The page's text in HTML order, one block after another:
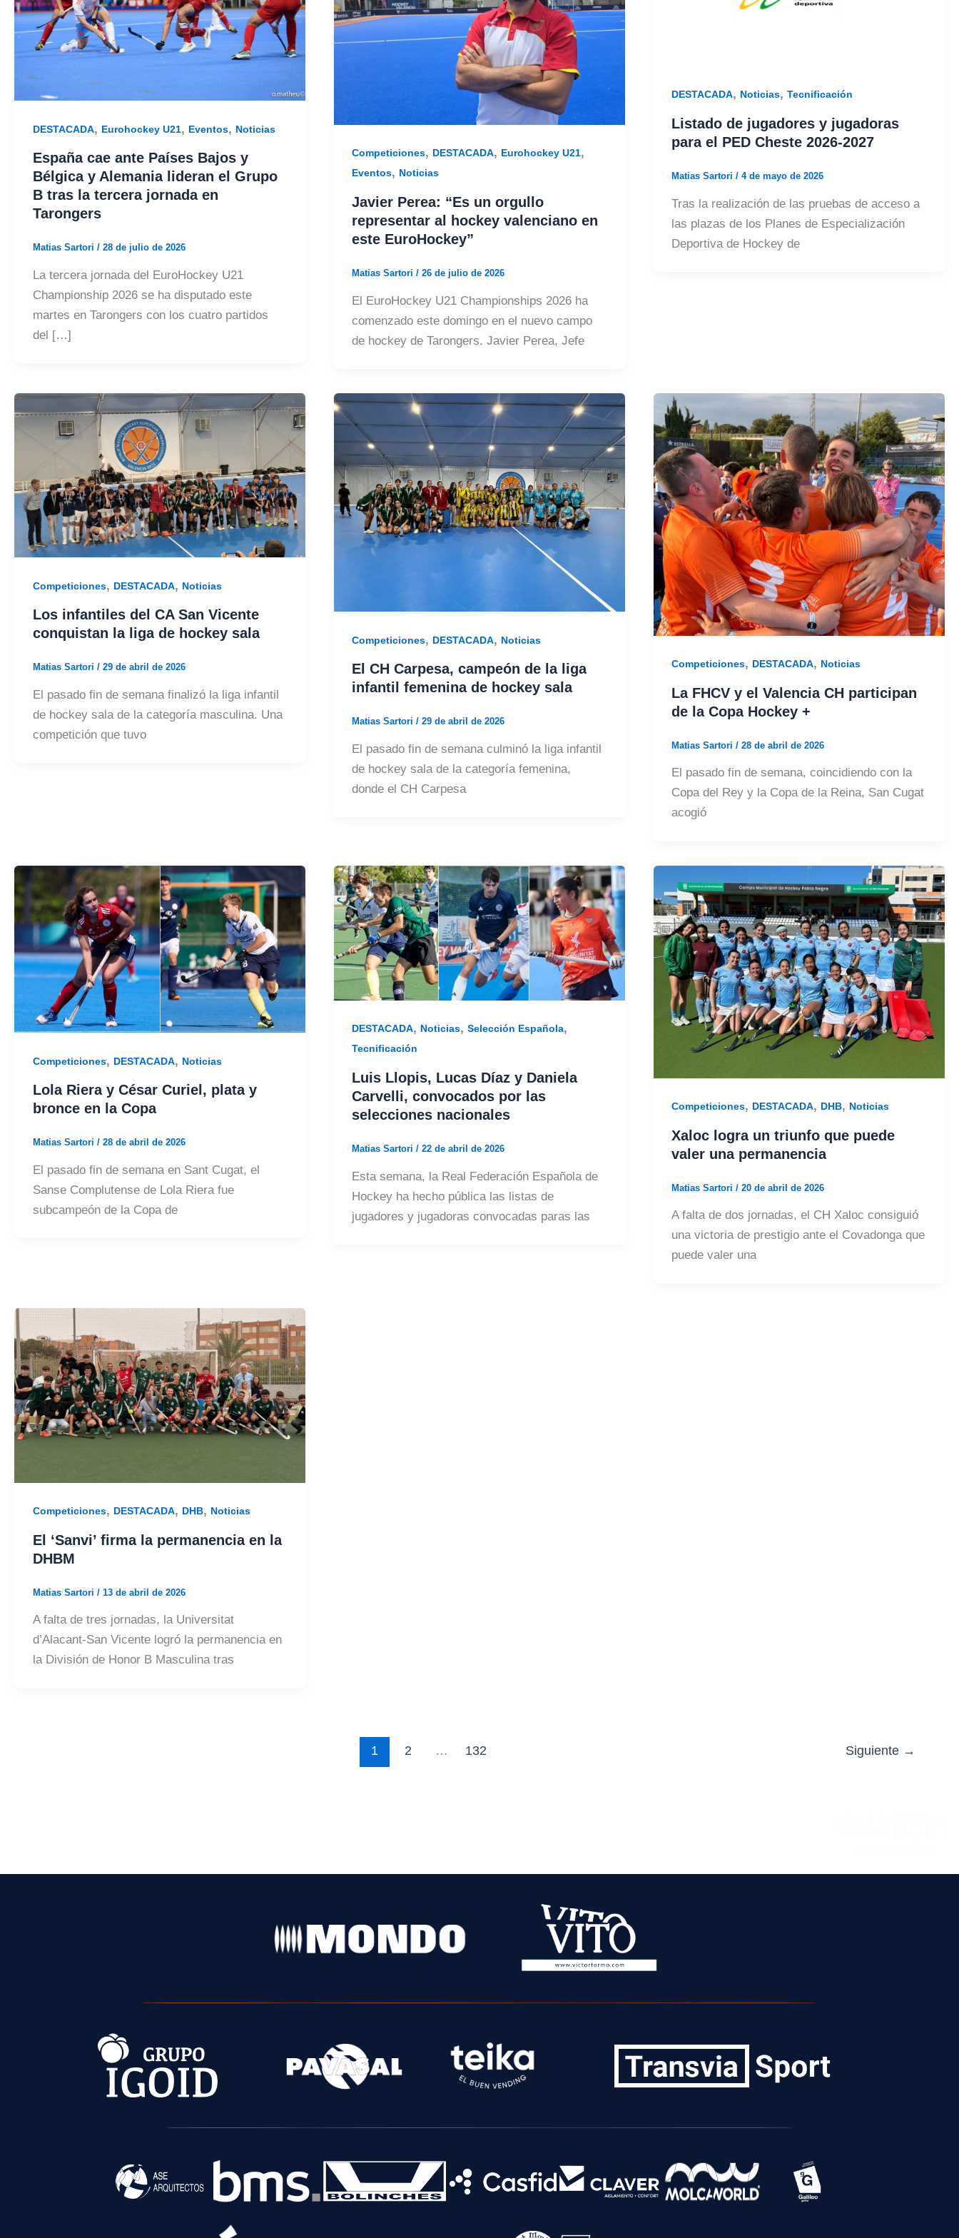
DESTACADA, Eurohockey U21, Eventos, Noticias
España cae ante Países Bajos y
Bélgica y Alemania lideran el Grupo
B tras la tercera jornada en
Tarongers
Matias Sartori / 28 de julio de 2026
La tercera jornada del EuroHockey U21
Championship 2026 se ha disputado este
martes en Tarongers con los cuatro partidos
del […]
Competiciones, DESTACADA, Eurohockey U21,
Eventos, Noticias
Javier Perea: “Es un orgullo
representar al hockey valenciano en
este EuroHockey”
Matias Sartori/26 de julio de 2026
El EuroHockey U21 Championships 2026 ha
comenzado este domingo en el nuevo campo
de hockey de Tarongers. Javier Perea, Jefe
DESTACADA, Noticias,Tecnificación
Listado de jugadores y jugadoras
para el PED Cheste 2026-2027
Matias Sartori/4 de mayo de 2026
Tras la realización de las pruebas de acceso a
las plazas de los Planes de Especialización
Deportiva de Hockey de
Competiciones, DESTACADA, Noticias
Los infantiles del CA San Vicente
conquistan la liga de hockey sala
Matias Sartori / 29 de abril de 2026
El pasado fin de semana finalizó la liga infantil
de hockey sala de la categoría masculina. Una
competición que tuvo
Competiciones, DESTACADA, Noticias
El CH Carpesa, campeón de la liga
infantil femenina de hockey sala
Matias Sartori/29 de abril de 2026
El pasado fin de semana culminó la liga infantil
de hockey sala de la categoría femenina,
donde el CH Carpesa
Competiciones, DESTACADA, Noticias
La FHCV y el Valencia CH participan
de la Copa Hockey +
Matias Sartori/28 de abril de 2026
El pasado fin de semana, coincidiendo con la
Copa del Rey y la Copa de la Reina, San Cugat
acogió
Competiciones, DESTACADA, Noticias
Lola Riera y César Curiel, plata y
bronce en la Copa
Matias Sartori / 28 de abril de 2026
El pasado fin de semana en Sant Cugat, el
Sanse Complutense de Lola Riera fue
subcampeón de la Copa de
DESTACADA, Noticias,Selección Española,
Tecnificación
Luis Llopis, Lucas Díaz y Daniela
Carvelli, convocados por las
selecciones nacionales
Matias Sartori/22 de abril de 2026
Esta semana, la Real Federación Española de
Hockey ha hecho pública las listas de
jugadores y jugadoras convocadas paras las
Competiciones, DESTACADA, DHB, Noticias
Xaloc logra un triunfo que puede
valer una permanencia
Matias Sartori/20 de abril de 2026
A falta de dos jornadas, el CH Xaloc consiguió
una victoria de prestigio ante el Covadonga que
puede valer una
Competiciones, DESTACADA, DHB, Noticias
El ‘Sanvi’ firma la permanencia en la
DHBM
Matias Sartori / 13 de abril de 2026
A falta de tres jornadas, la Universitat
d’Alacant-San Vicente logró la permanencia en
la División de Honor B Masculina tras
1 2 … 132 Siguiente →